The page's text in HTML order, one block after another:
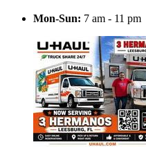
Mon-Sun: 7 am - 11 pm